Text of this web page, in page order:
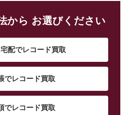
から お選びください
配でレコード買取
でレコード買取
でレコード買取